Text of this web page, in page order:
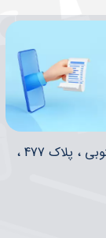
: تهران ،خیابان آزادی ، تقاطع اسکندری جنوبی ، پلاک 477 ،